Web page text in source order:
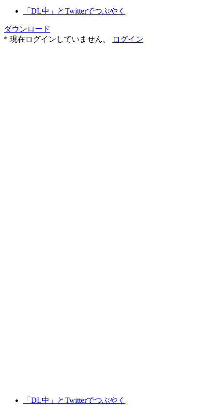
「DL中」とTwitterでつぶやく
ダウンロード
* 現在ログインしていません。
ログイン
「DL中」とTwitterでつぶやく